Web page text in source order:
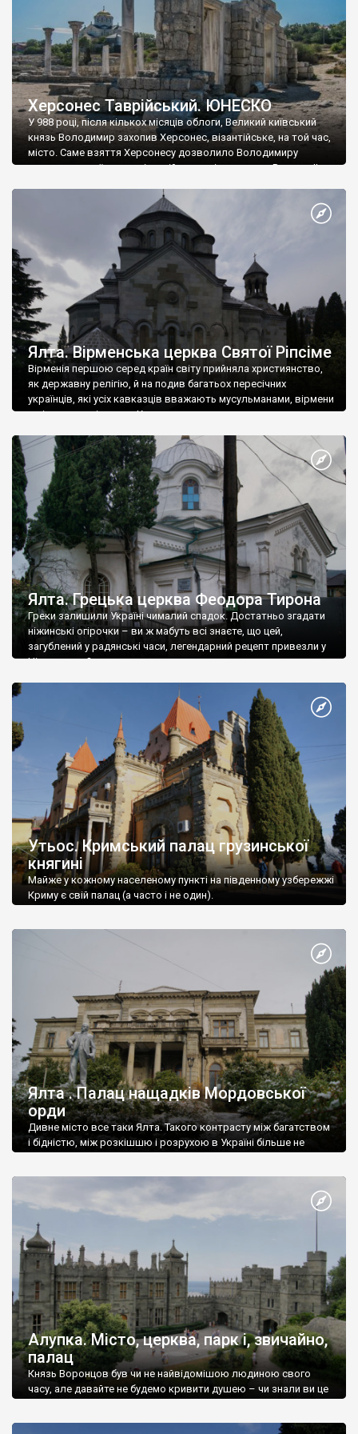
Херсонес Таврійський. ЮНЕСКО
У 988 році, після кількох місяців облоги, Великий київський
князь Володимир захопив Херсонес, візантійське, на той час,
місто. Саме взяття Херсонесу дозволило Володимиру
диктувати свої умови візантійському імператору Василю ІІ, та
Херсонесі Володимир-язичник, став Василем-християнином.
А потім було Хрещення Русі. На честь Херсонесу Таврійського
Ялта. Вірменська церква Святої Ріпсіме
Вірменія першою серед країн світу прийняла християнство,
як державну релігію, й на подив багатьох пересічних
українців, які усіх кавказців вважають мусульманами, вірмени
є відданими вірянами Христа
Ялта. Грецька церква Феодора Тирона
Греки залишили Україні чималий спадок. Достатньо згадати
ніжинські огірочки – ви ж мабуть всі знаєте, що цей,
загублений у радянські часи, легендарний рецепт привезли у
Ніжин греки?
Утьос. Кримський палац грузинської
княгині
Майже у кожному населеному пункті на південному узбережжі
Криму є свій палац (а часто і не один).
Ялта . Палац нащадків Мордовської
орди
Дивне місто все таки Ялта. Такого контрасту між багатством
і бідністю, між розкішшю і розрухою в Україні більше не
Алупка. Місто, церква, парк і, звичайно,
палац
Князь Воронцов був чи не найвідомішою людиною свого
часу, але давайте не будемо кривити душею – чи знали ви це